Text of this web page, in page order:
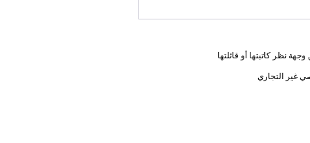
نظر كاتبتها أو قائلتها
غير التجاري